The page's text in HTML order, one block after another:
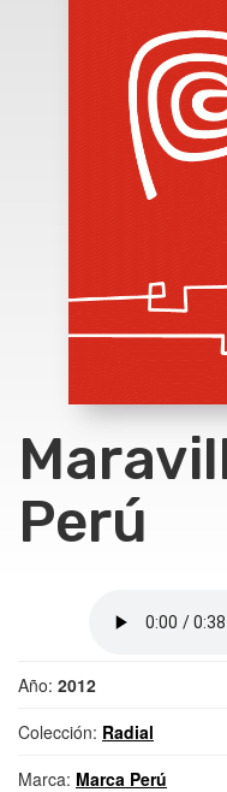
Perú
Año: 2012
Colección: Radial
Marca: Marca Perú